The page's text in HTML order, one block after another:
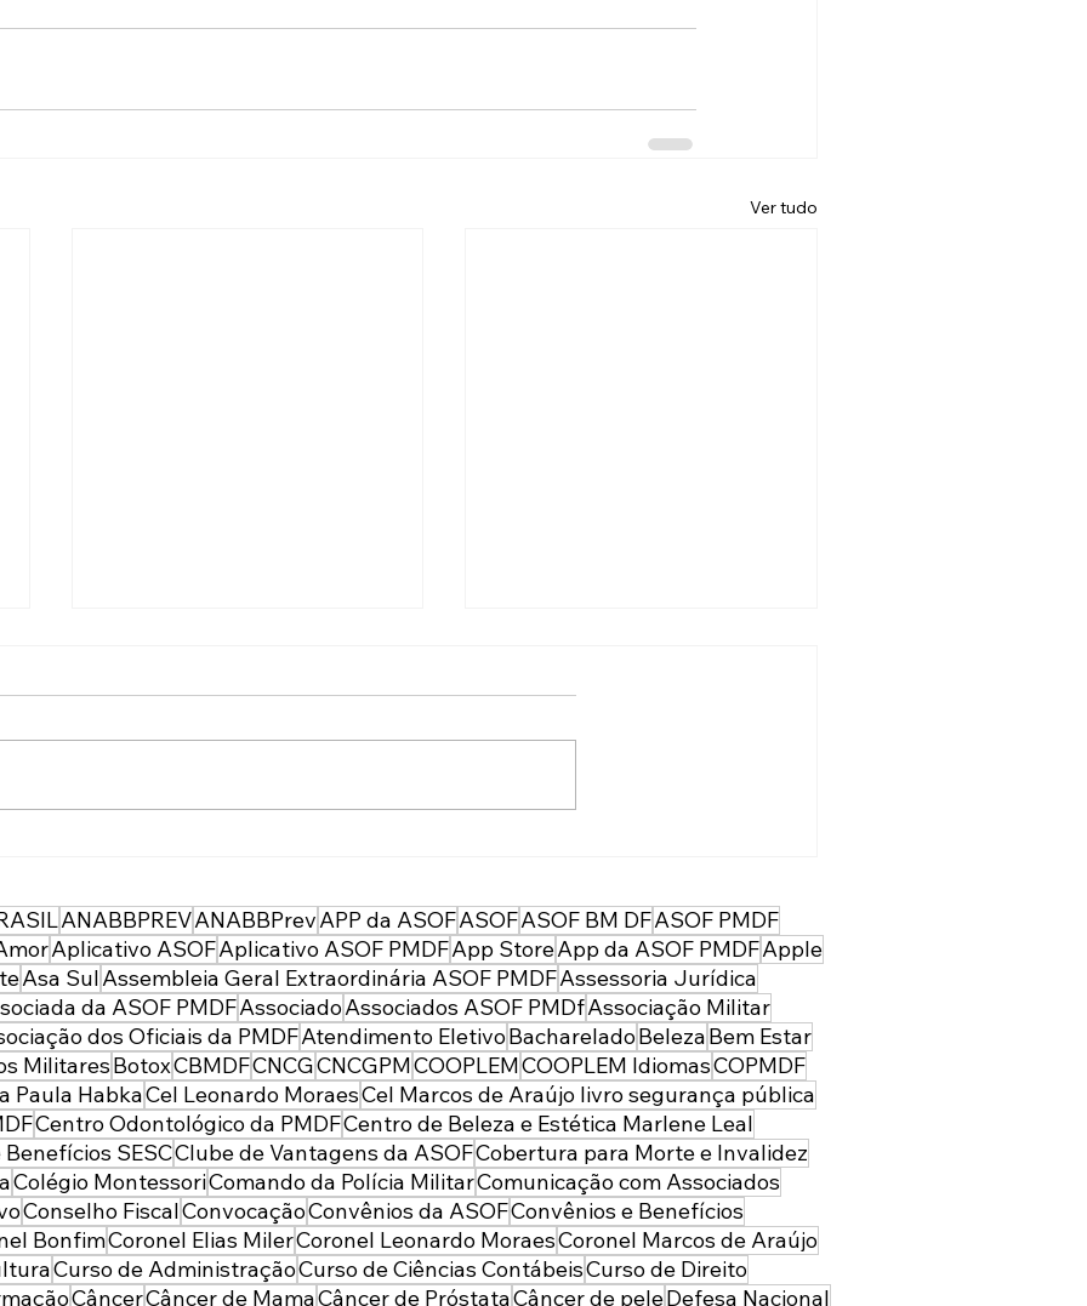
ANABBPREVANABBPrevAPP da ASOFASOFASOF BM DFASOF PMDF
Aplicativo ASOFAplicativo ASOF PMDFApp StoreApp da ASOF PMDFApple
Asa SulAssembleia Geral Extraordinária ASOF PMDFAssessoria Jurídica
da ASOF PMDFAssociadoAssociados ASOF PMDfAssociação Militar
dos Oficiais da PMDFAtendimento EletivoBachareladoBelezaBem Estar
MilitaresBotoxCBMDFCNCGCNCGPMCOOPLEMCOOPLEM IdiomasCOPMDF
Paula HabkaCel Leonardo MoraesCel Marcos de Araújo livro segurança pública
Centro Odontológico da PMDFCentro de Beleza e Estética Marlene Leal
SESCClube de Vantagens da ASOFCobertura para Morte e Invalidez
Colégio MontessoriComando da Polícia MilitarComunicação com Associados
Conselho FiscalConvocaçãoConvênios da ASOFConvênios e Benefícios
BonfimCoronel Elias MilerCoronel Leonardo MoraesCoronel Marcos de Araújo
Curso de AdministraçãoCurso de Ciências ContábeisCurso de Direito
CâncerCâncer de MamaCâncer de PróstataCâncer de peleDefesa Nacional
Ver tudo
organizado já nasce como
referência para
profissionais da segurança
pública
Jurídica oferece suporte
especializado,
atendimento humanizado
e segurança para o oficial
e sua família